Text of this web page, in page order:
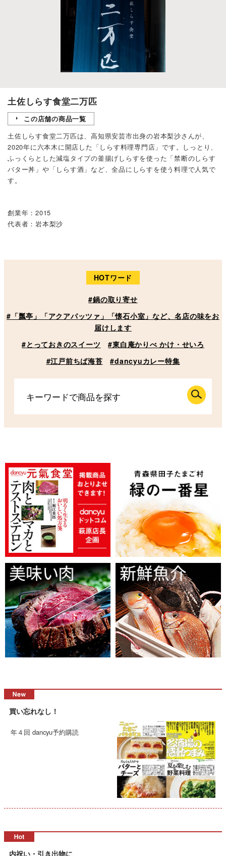
土佐しらす食堂二万匹
この店舗の商品一覧
土佐しらす食堂二万匹は、高知県安芸市出身の岩本梨沙さんが、
2020年に六本木に開店した「しらす料理専門店」です。しっとり、
ふっくらとした減塩タイプの釜揚げしらすを使った「禁断のしらす
バター丼」や「しらす酒」など、全品にしらすを使う料理で人気で
す。
創業年：2015
代表者：岩本梨沙
HOTワード
#鍋の取り寄せ
#「瓢亭」「アクアパッツァ」「懐石小室」など、名店の味をお
届けします
#とっておきのスイーツ
#東白庵かりべ かけ・せいろ
#江戸前ちば海苔
#dancyuカレー特集
買い忘れなし！
年４回 dancyu予約購読
内祝い・引き出物に